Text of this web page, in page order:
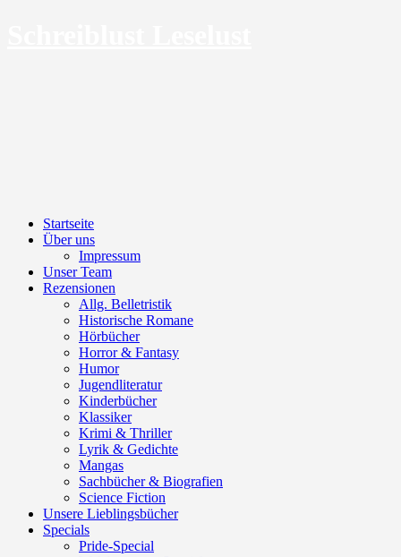
Menu
Skip
Startseite
Über uns
Impressum
Unser Team
Rezensionen
Allg. Belletristik
Historische Romane
Hörbücher
Horror & Fantasy
Humor
Jugendliteratur
Kinderbücher
Klassiker
Krimi & Thriller
Lyrik & Gedichte
Mangas
Sachbücher & Biografien
Science Fiction
Unsere Lieblingsbücher
Specials
Pride-Special